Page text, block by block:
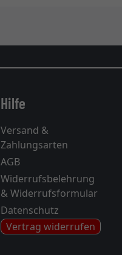
Hilfe
Versand &
Zahlungsarten
AGB
Widerrufsbelehrung
& Widerrufsformular
Datenschutz
Vertrag widerrufen